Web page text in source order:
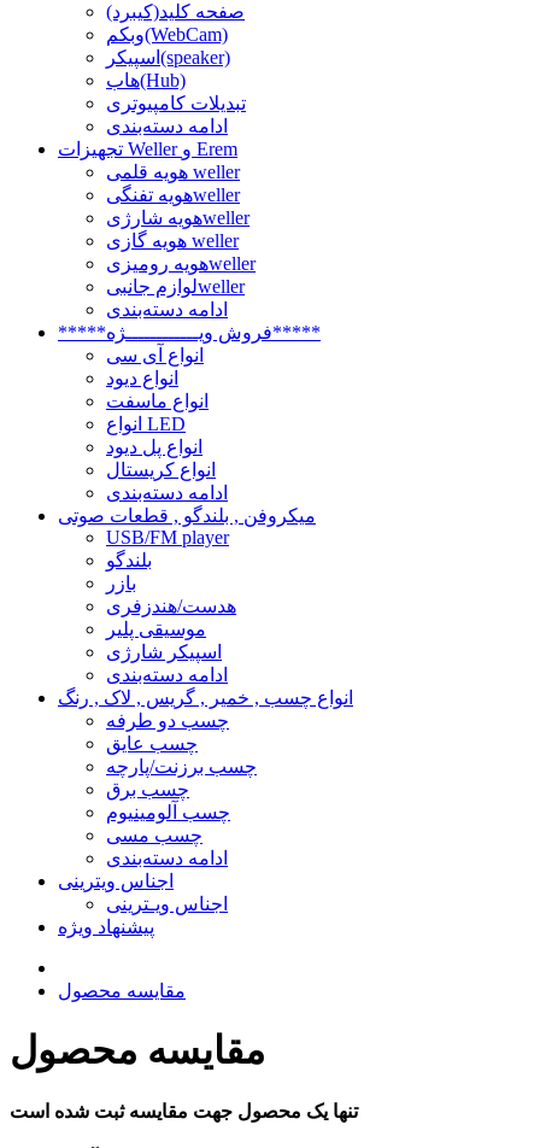
صفحه کلید(کیبرد)
وبکم(WebCam)
اسپیکر(speaker)
هاب(Hub)
تبدیلات کامپیوتری
ادامه دسته‌بندی
تجهیزات Weller و Erem
هویه قلمی weller
هویه تفنگیweller
هویه شارژیweller
هویه گازی weller
هویه رومیزیweller
لوازم جانبیweller
ادامه دسته‌بندی
*****فروش ویــــــــــــژه*****
انواع آی سی
انواع دیود
انواع ماسفت
انواع LED
انواع پل دیود
انواع کریستال
ادامه دسته‌بندی
میکروفن , بلندگو , قطعات صوتی
USB/FM player
بلندگو
بازر
هدست/هندزفری
موسیقی پلیر
اسپیکر شارژی
ادامه دسته‌بندی
انواع چسب , خمیر , گریس , لاک , رنگ
چسب دو طرفه
چسب عایق
چسب برزنت/پارچه
چسب برق
چسب آلومینیوم
چسب مسی
ادامه دسته‌بندی
اجناس ویترینی
اجناس ویـترینی
پیشنهاد ویژه
مقایسه محصول
مقایسه محصول
تنها یک محصول جهت مقایسه ثبت شده است